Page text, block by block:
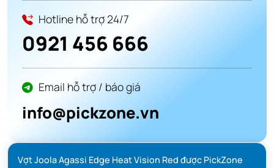
Hotline hỗ trợ 24/7
0921 456 666
Email hỗ trợ / báo giá
info@pickzone.vn
Vợt Joola Agassi Edge Heat Vision Red được PickZone